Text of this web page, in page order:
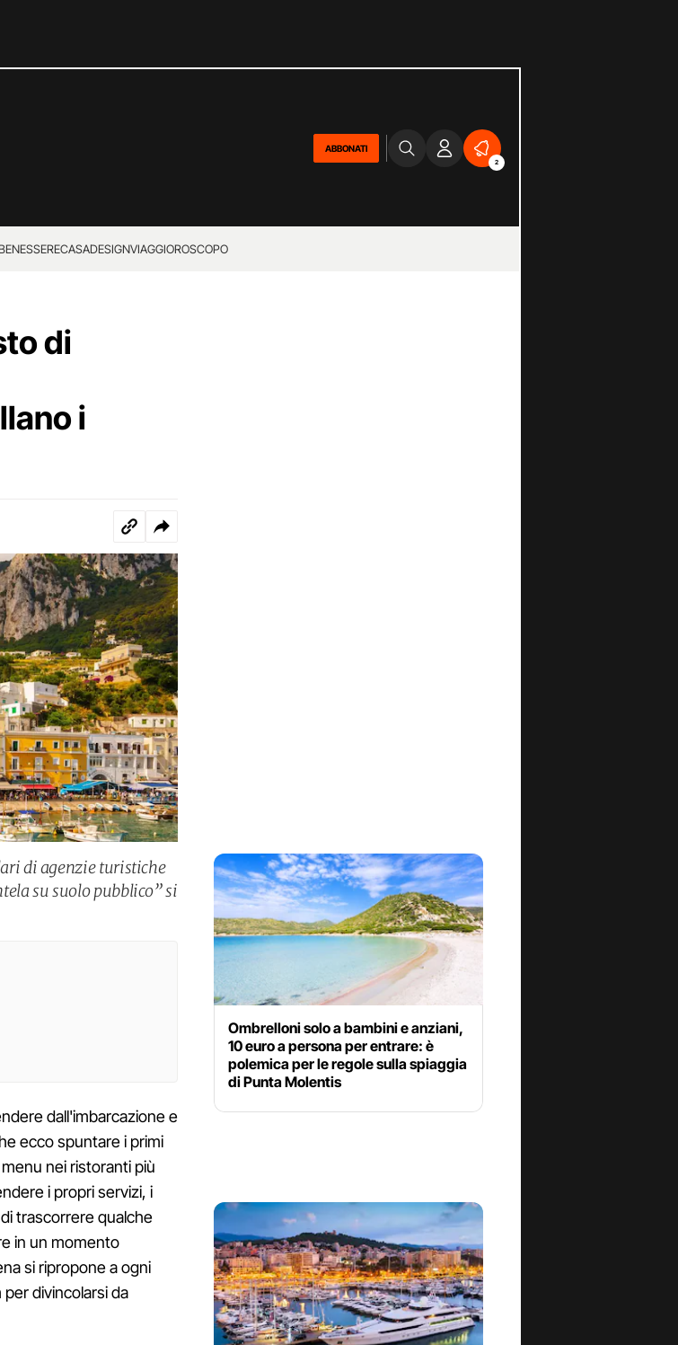
ABBONATI
2
CASADESIGNVIAGGIOROSCOPO
di
i
di agenzie turistiche
su suolo pubblico” si
dall'imbarcazione e
ecco spuntare i primi
nei ristoranti più
i propri servizi, i
trascorrere qualche
in un momento
si ripropone a ogni
divincolarsi da
Ombrelloni solo a bambini e anziani,
10 euro a persona per entrare: è
polemica per le regole sulla spiaggia
di Punta Molentis